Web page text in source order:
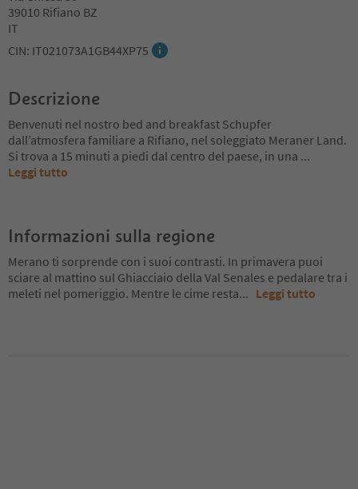
39010 Rifiano BZ
IT
CIN: IT021073A1GB44XP75
Descrizione
Benvenuti nel nostro bed and breakfast Schupfer
dall’atmosfera familiare a Rifiano, nel soleggiato Meraner Land.
Si trova a 15 minuti a piedi dal centro del paese, in una ...
Leggi tutto
Informazioni sulla regione
Merano ti sorprende con i suoi contrasti. In primavera puoi
sciare al mattino sul Ghiacciaio della Val Senales e pedalare tra i
meleti nel pomeriggio. Mentre le cime resta... Leggi tutto